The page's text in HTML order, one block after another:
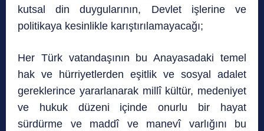
kutsal din duygularının, Devlet işlerine ve
politikaya kesinlikle karıştırılamayacağı;
Her Türk vatandaşının bu Anayasadaki temel
hak ve hürriyetlerden eşitlik ve sosyal adalet
gereklerince yararlanarak millî kültür, medeniyet
ve hukuk düzeni içinde onurlu bir hayat
sürdürme ve maddî ve manevî varlığını bu